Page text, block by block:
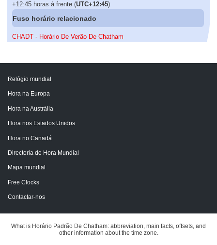
+12:45 horas à frente (UTC+12:45)
Fuso horário relacionado
CHADT - Horário De Verão De Chatham
Relógio mundial
Hora na Europa
Hora na Austrália
Hora nos Estados Unidos
Hora no Canadá
Directoria de Hora Mundial
Mapa mundial
Free Clocks
Contactar-nos
What is Horário Padrão De Chatham: abbreviation, main facts, offsets, and
other information about the time zone.